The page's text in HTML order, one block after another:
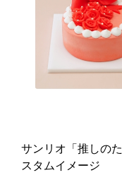
サンリオ「推しの
スタムイメージ